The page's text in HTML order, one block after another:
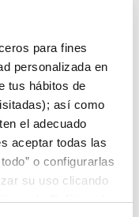
para fines
personalizada en
tus hábitos de
así como
el adecuado
aceptar todas las
o configurarlas
su uso clicando
en laPolítica de
con función XDS
multifunción